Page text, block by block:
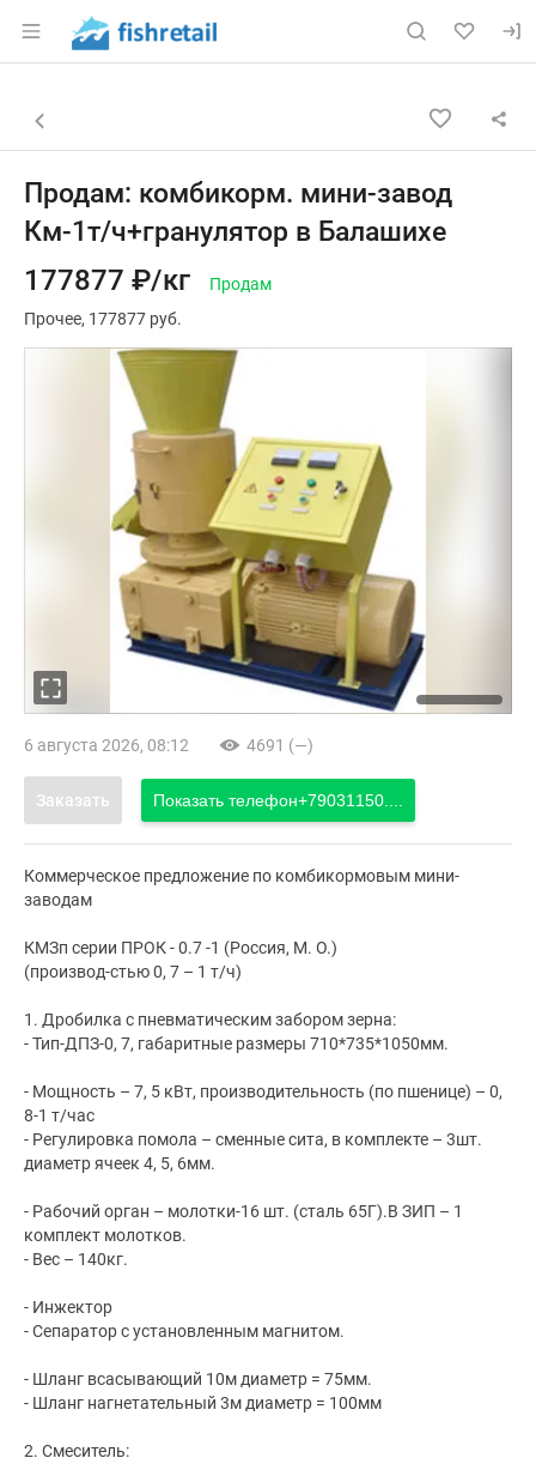
Раздел навигации по сайту fishretail.ru
Объявление: Продам:
Навигация и управление объявлением
Назад к списку объявлений
Продам: комбикорм. мини-завод
Км-1т/ч+гранулятор в Балашихе
177877 ₽/кг
Продам
Прочее 177877 руб.
6 августа 2026, 08:12 4691 (—)
Заказать Показать телефон+79031150....
Коммерческое предложение по комбикормовым мини-
заводам
КМЗп серии ПРОК - 0.7 -1 (Россия, М. О.)
(производ-стью 0, 7 – 1 т/ч)
1. Дробилка с пневматическим забором зерна:
- Тип-ДПЗ-0, 7, габаритные размеры 710*735*1050мм.
- Мощность – 7, 5 кВт, производительность (по пшенице) – 0,
8-1 т/час
- Регулировка помола – сменные сита, в комплекте – 3шт.
диаметр ячеек 4, 5, 6мм.
- Рабочий орган – молотки-16 шт. (сталь 65Г).В ЗИП – 1
комплект молотков.
- Вес – 140кг.
- Инжектор
- Сепаратор с установленным магнитом.
- Шланг всасывающий 10м диаметр = 75мм.
- Шланг нагнетательный 3м диаметр = 100мм
2. Смеситель: